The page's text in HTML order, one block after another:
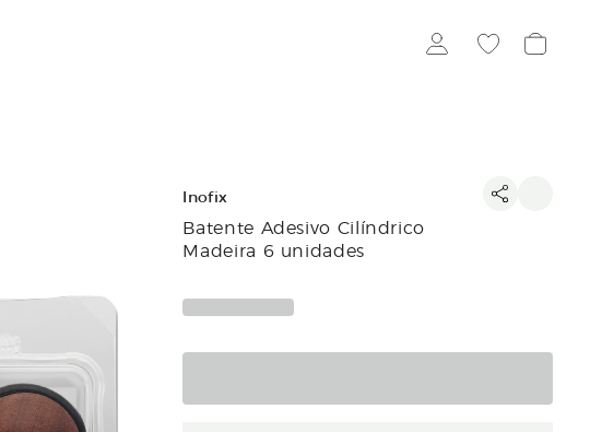
Inofix
Batente Adesivo Cilíndrico
Madeira 6 unidades